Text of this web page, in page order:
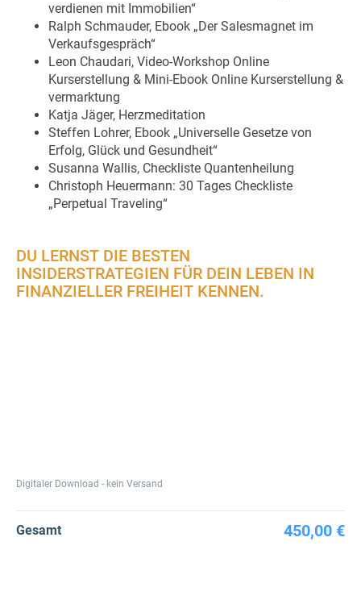
verdienen mit Immobilien“
Ralph Schmauder, Ebook „Der Salesmagnet im
Verkaufsgespräch“
Leon Chaudari, Video-Workshop Online
Kurserstellung & Mini-Ebook Online Kurserstellung &
vermarktung
Katja Jäger, Herzmeditation
Steffen Lohrer, Ebook „Universelle Gesetze von
Erfolg, Glück und Gesundheit“
Susanna Wallis, Checkliste Quantenheilung
Christoph Heuermann: 30 Tages Checkliste
„Perpetual Traveling“
DU LERNST DIE BESTEN
INSIDERSTRATEGIEN FÜR DEIN LEBEN IN
FINANZIELLER FREIHEIT KENNEN.
Digitaler Download - kein Versand
Gesamt 450,00 €